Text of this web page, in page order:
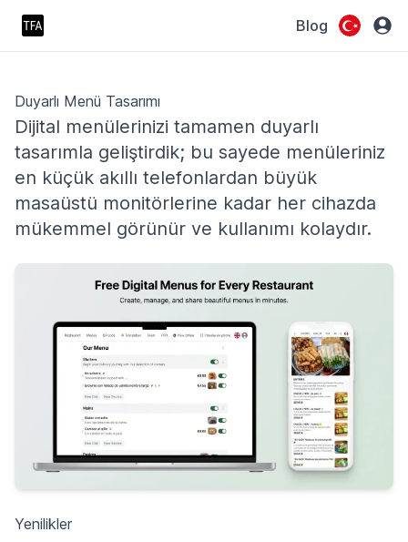
Blog
Duyarlı Menü Tasarımı
Dijital menülerinizi tamamen duyarlı
tasarımla geliştirdik; bu sayede menüleriniz
en küçük akıllı telefonlardan büyük
masaüstü monitörlerine kadar her cihazda
mükemmel görünür ve kullanımı kolaydır.
Yenilikler